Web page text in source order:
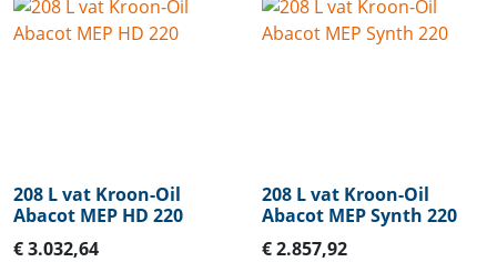
208 L vat Kroon-Oil
Abacot MEP HD 220
€ 3.032,64
208 L vat Kroon-Oil
Abacot MEP Synth 220
€ 2.857,92